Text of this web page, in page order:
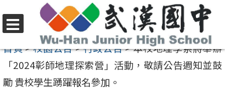
至
內
選
單
首頁>校園公告>行政公告>本校地理學系將舉辦
「2024彰師地理探索營」活動，敬請公告週知並鼓
勵 貴校學生踴躍報名參加。